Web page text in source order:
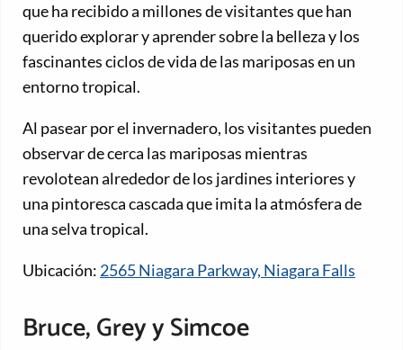
que ha recibido a millones de visitantes que han
querido explorar y aprender sobre la belleza y los
fascinantes ciclos de vida de las mariposas en un
entorno tropical.
Al pasear por el invernadero, los visitantes pueden
observar de cerca las mariposas mientras
revolotean alrededor de los jardines interiores y
una pintoresca cascada que imita la atmósfera de
una selva tropical.
Ubicación: 2565 Niagara Parkway, Niagara Falls
Bruce, Grey y Simcoe